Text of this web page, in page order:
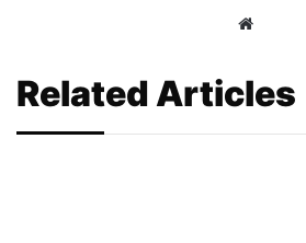
Website
Related Articles